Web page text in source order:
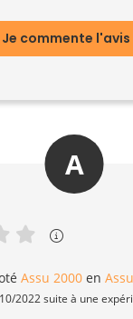
Je commente l'avis
A
Assu 2000 en
2022 suite à une